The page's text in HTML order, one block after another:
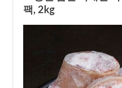
팩, 2kg